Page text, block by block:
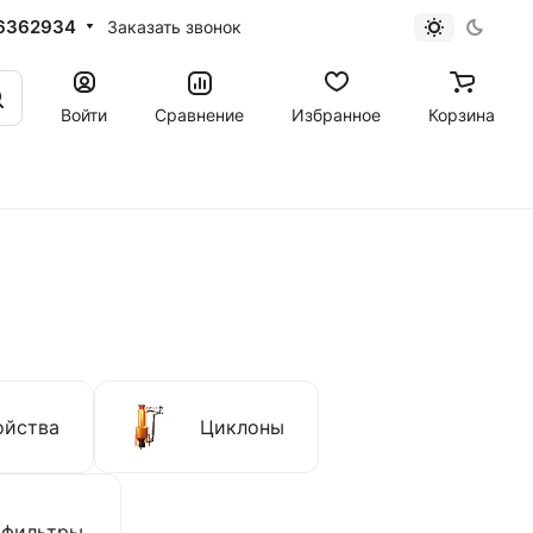
Заказать звонок
Войти Сравнение Избранное Корзина
Циклоны